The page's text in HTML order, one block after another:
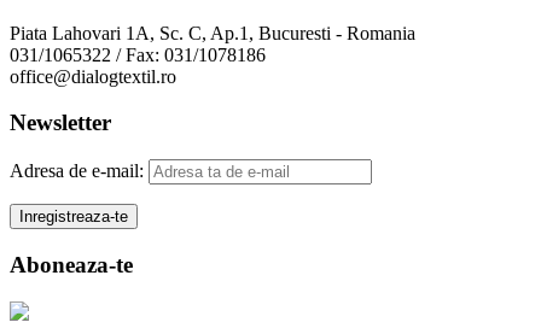
Piata Lahovari 1A, Sc. C, Ap.1, Bucuresti - Romania
031/1065322 / Fax: 031/1078186
office@dialogtextil.ro
Newsletter
Adresa de e-mail:
Aboneaza-te